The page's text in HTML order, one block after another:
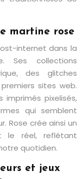
martine rose
internet dans la
Ses collections
des glitches
sites web.
pixelisés,
qui semblent
Rose crée ainsi un
le réel, reflétant
quotidien.
et jeux